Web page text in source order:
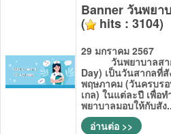
Banner วันพยา
( hits : 3104)
29 มกราคม 2567
วันพยาบาลสาก
Day) เป็นวันสากลที่
พฤษภาคม (วันครบร
เกล) ในแต่ละปี เพื่อ
พยาบาลมอบให้กับสัง
อ่านต่อ >>